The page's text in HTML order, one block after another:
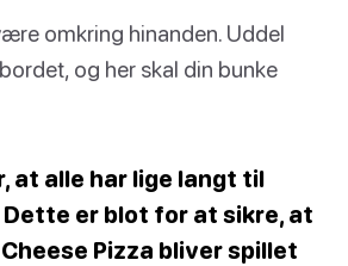
omkring hinanden. Uddel
og her skal din bunke
at alle har lige langt til
er blot for at sikre, at
Pizza bliver spillet